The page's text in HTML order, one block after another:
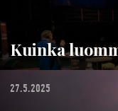
Kuinka
27.5.2025